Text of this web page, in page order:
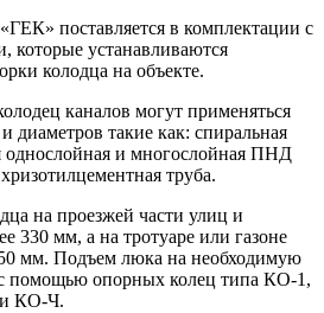
поставляется в комплектации с
устанавливаются
колодца на объекте.
каналов могут применяться
диаметров такие как: спиральная
и многослойная ПНД
труба.
на проезжей части улиц и
330 мм, а на тротуаре или газоне
мм. Подъем люка на необходимую
с помощью опорных колец типа КО-1,
КО-Ч.